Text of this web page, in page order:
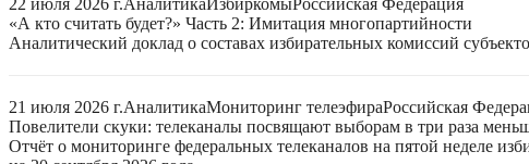
22 июля 2026 г.АналитикаИзбиркомыРоссийская Федерация
«А кто считать будет?» Часть 2: Имитация многопартийности
Аналитический доклад о составах избирательных комиссий
21 июля 2026 г.АналитикаМониторинг телеэфираРоссийская
Повелители скуки: телеканалы посвящают выборам в три раза
Отчёт о мониторинге федеральных телеканалов на пятой неделе